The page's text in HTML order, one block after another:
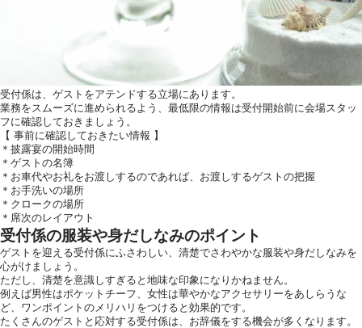
受付係は、ゲストをアテンドする立場にあります。
業務をスムーズに進められるよう、最低限の情報は受付開始前に会場スタッ
フに確認しておきましょう。
【 事前に確認しておきたい情報 】
＊披露宴の開始時間
＊ゲストの名簿
＊お車代やお礼をお渡しするのであれば、お渡しするゲストの把握
＊お手洗いの場所
＊クロークの場所
＊席次のレイアウト
受付係の服装や身だしなみのポイント
ゲストを迎える受付係にふさわしい、清楚でさわやかな服装や身だしなみを
心がけましょう。
ただし、清楚を意識しすぎると地味な印象になりかねません。
例えば男性はポケットチーフ、女性は華やかなアクセサリーをあしらうな
ど、ワンポイントのメリハリをつけると効果的です。
たくさんのゲストと応対する受付係は、お辞儀をする機会が多くなります。